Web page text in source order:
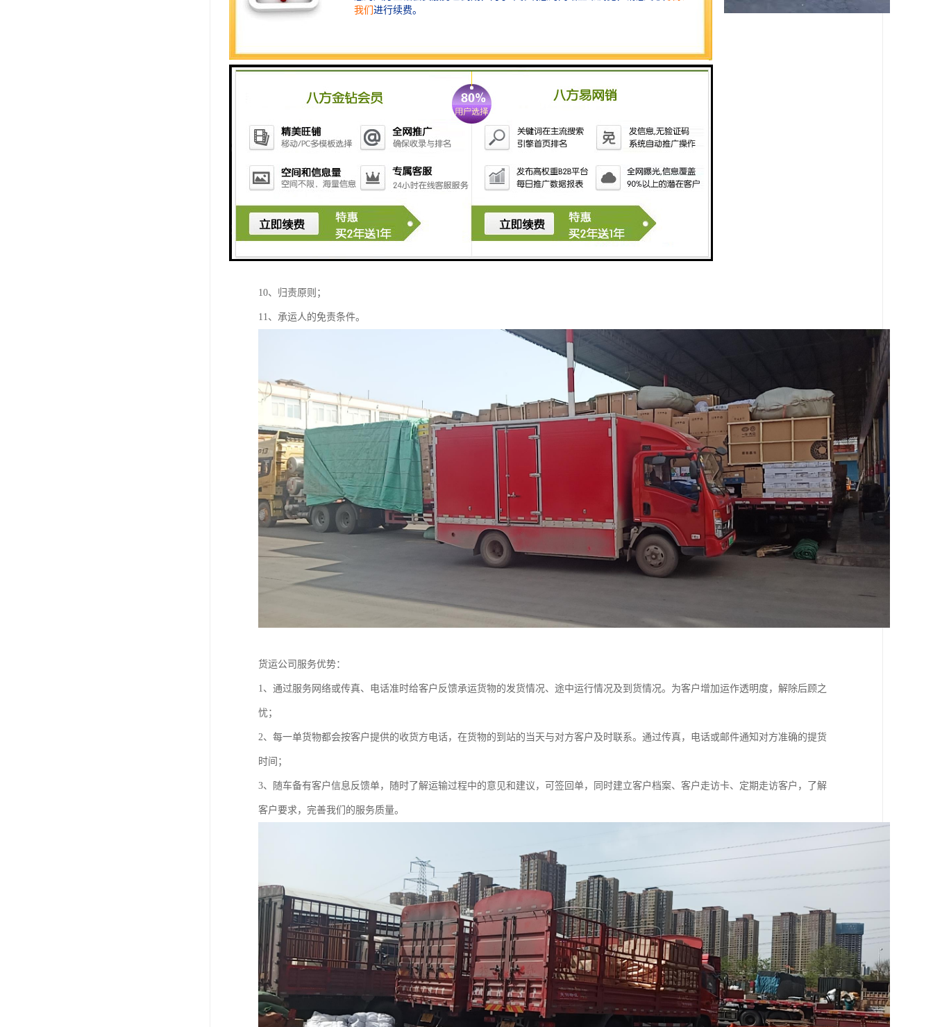
1、货物运输合同的形式；
2、托运与承运；
4、收货人是货物运输合同的第三人；
5、承运人不得拒绝托运人通常、合理的运输要求；
7、安全运输；
8、运输的责任限制；
10、归责原则；
11、承运人的免责条件。
货运公司服务优势：
1、通过服务网络或传真、电话准时给客户反馈承运货物的发货情况、途中运行情况及到货情况。为客户增加运作透明度，解除后顾之
忧；
2、每一单货物都会按客户提供的收货方电话，在货物的到站的当天与对方客户及时联系。通过传真，电话或邮件通知对方准确的提货
时间；
3、随车备有客户信息反馈单，随时了解运输过程中的意见和建议，可签回单，同时建立客户档案、客户走访卡、定期走访客户，了解
客户要求，完善我们的服务质量。